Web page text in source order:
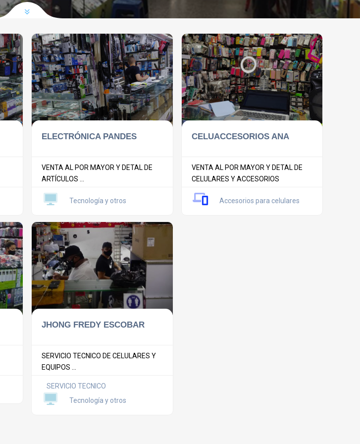
ELECTRÓNICA PANDES
VENTA AL POR MAYOR Y DETAL DE
ARTÍCULOS ...
Tecnología y otros
CELUACCESORIOS ANA
VENTA AL POR MAYOR Y DETAL DE
CELULARES Y ACCESORIOS
Accesorios para celulares
JHONG FREDY ESCOBAR
SERVICIO TECNICO DE CELULARES Y
EQUIPOS ...
SERVICIO TECNICO
Tecnología y otros